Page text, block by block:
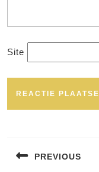
Site
PREVIOUS